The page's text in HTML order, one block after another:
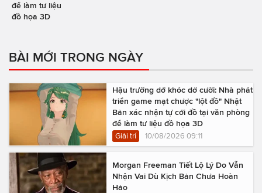
để làm tư liệu
đồ họa 3D
BÀI MỚI TRONG NGÀY
Hậu trường dở khóc dở cười: Nhà phát
triển game mạt chược "lột đồ" Nhật
Bản xác nhận tự cởi đồ tại văn phòng
để làm tư liệu đồ họa 3D
Giải trí 10/08/2026 09:11
Morgan Freeman Tiết Lộ Lý Do Vẫn
Nhận Vai Dù Kịch Bản Chưa Hoàn
Hảo